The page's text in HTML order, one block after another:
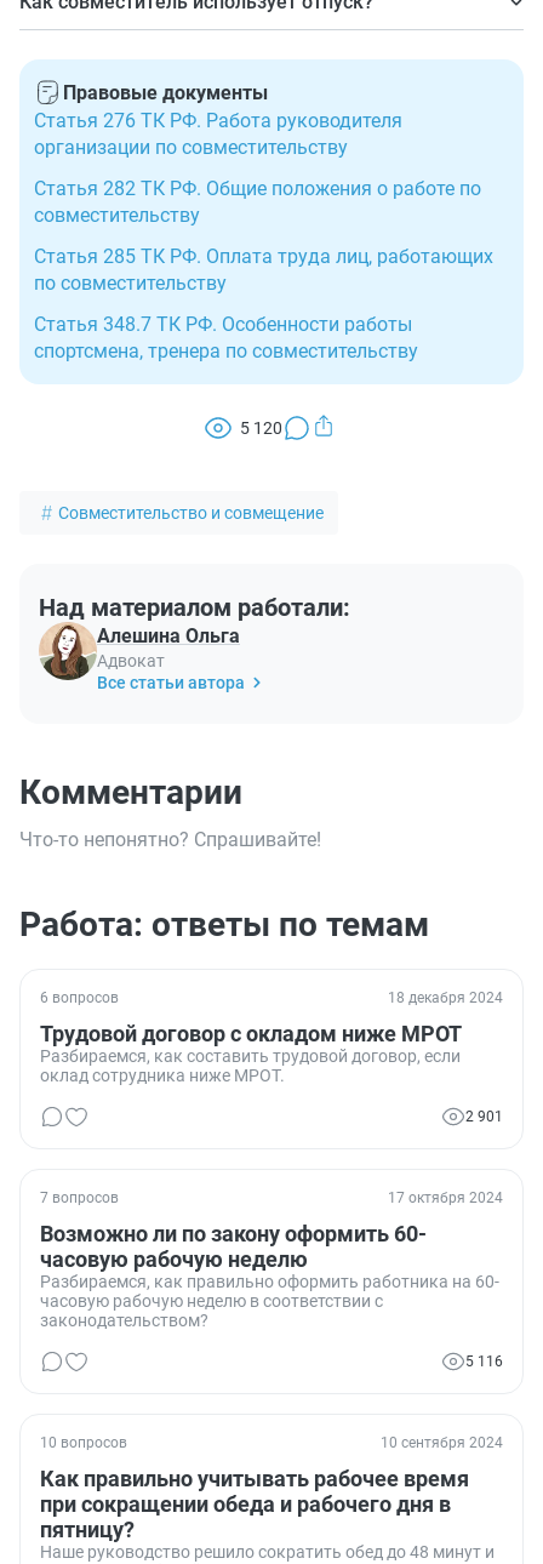
Исключение — когда по ОМ совместитель не
исполняет должностных обязанностей, допускается
занятость больше четырех часов ежедневно.
зависимости от норм выработки.
Правовые документы
Статья 276 ТК РФ. Работа руководителя
организации по совместительству
Статья 282 ТК РФ. Общие положения о работе по
совместительству
Статья 285 ТК РФ. Оплата труда лиц, работающих
по совместительству
Статья 348.7 ТК РФ. Особенности работы
спортсмена, тренера по совместительству
5 120
Совместительство и совмещение
Над материалом работали:
Алешина Ольга
Адвокат
Все статьи автора
Комментарии
Что-то непонятно? Спрашивайте!
Работа: ответы по темам
6 вопросов 18 декабря 2024
Трудовой договор с окладом ниже МРОТ
Разбираемся, как составить трудовой договор, если
оклад сотрудника ниже МРОТ.
2 901
7 вопросов 17 октября 2024
Возможно ли по закону оформить 60-
часовую рабочую неделю
Разбираемся, как правильно оформить работника на 60-
часовую рабочую неделю в соответствии с
законодательством?
5 116
10 вопросов 10 сентября 2024
Как правильно учитывать рабочее время
при сокращении обеда и рабочего дня в
пятницу?
Наше руководство решило сократить обед до 48 минут и